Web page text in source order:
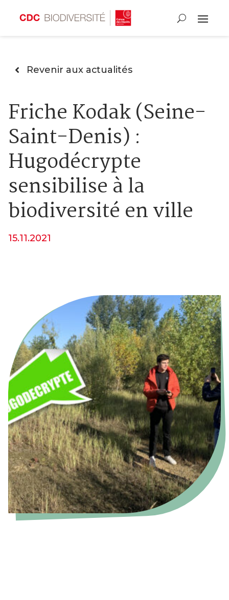
Revenir aux actualités
Friche Kodak (Seine-
Saint-Denis) :
Hugodécrypte
sensibilise à la
biodiversité en ville
15.11.2021